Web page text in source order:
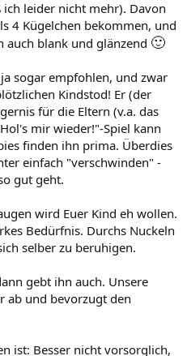
leider nicht mehr). Davon
4 Kügelchen bekommen, und
auch blank und glänzend 🙂
sogar empfohlen, und zwar
Kindstod! Er (der
für die Eltern (v.a. das
mir wieder!"-Spiel kann
finden ihn prima. Überdies
einfach "verschwinden" -
gut geht.
wird Euer Kind eh wollen.
Bedürfnis. Durchs Nuckeln
selber zu beruhigen.
gebt ihn auch. Unsere
ab und bevorzugt den
ist: Besser nicht vorsorglich,